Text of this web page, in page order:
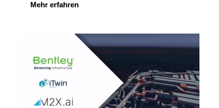
E
O
Mehr erfahren